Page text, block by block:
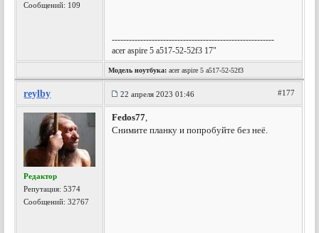
Сообщений: 109
---------------------------------------------------------
acer aspire 5 a517-52-52f3 17"
Модель ноутбука: acer aspire 5 a517-52-52f3
reylby 22 апреля 2023 01:46 #177
Редактор
Репутация:5374
Сообщений: 32767
Fedos77,
Снимите планку и попробуйте без неё.